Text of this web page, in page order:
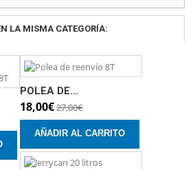
LA MISMA CATEGORÍA:
POLEA DE...
18,00€27,00€
AÑADIR AL CARRITO